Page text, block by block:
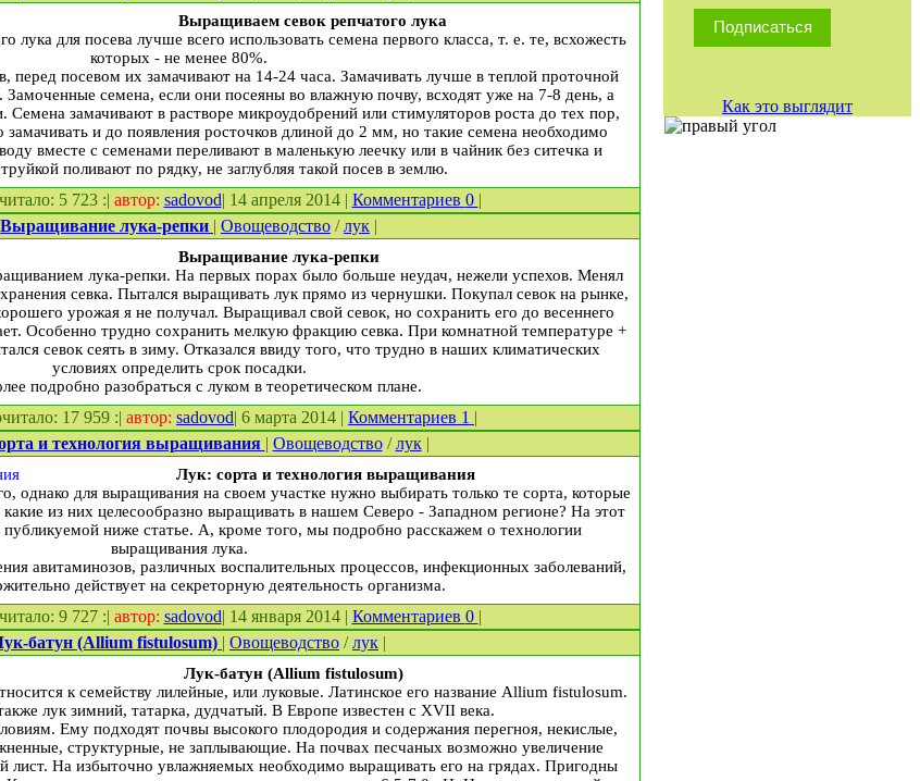
Выращиваем севок репчатого лука
для посева лучше всего использовать семена первого класса, т. е. те, всхожесть
которых - не менее 80%.
перед посевом их замачивают на 14-24 часа. Замачивать лучше в теплой проточной
Замоченные семена, если они посеяны во влажную почву, всходят уже на 7-8 день, а
Семена замачивают в растворе микроудобрений или стимуляторов роста до тех пор,
и до появления росточков длиной до 2 мм, но такие семена необходимо
вместе с семенами переливают в маленькую леечку или в чайник без ситечка и
поливают по рядку, не заглубляя такой посев в землю.
5 723 :| автор: sadovod| 14 апреля 2014 | Комментариев 0 |
Выращивание лука-репки | Овощеводство /лук |
Выращивание лука-репки
лука-репки. На первых порах было больше неудач, нежели успехов. Менял
севка. Пытался выращивать лук прямо из чернушки. Покупал севок на рынке,
урожая я не получал. Выращивал свой севок, но сохранить его до весеннего
Особенно трудно сохранить мелкую фракцию севка. При комнатной температуре +
севок сеять в зиму. Отказался ввиду того, что трудно в наших климатических
условиях определить срок посадки.
подробно разобраться с луком в теоретическом плане.
17 959 :| автор: sadovod| 6 марта 2014 | Комментариев 1 |
и технология выращивания | Овощеводство/лук|
Лук: сорта и технология выращивания
однако для выращивания на своем участке нужно выбирать только те сорта, которые
из них целесообразно выращивать в нашем Северо - Западном регионе? На этот
ниже статье. А, кроме того, мы подробно расскажем о технологии
выращивания лука.
авитаминозов, различных воспалительных процессов, инфекционных заболеваний,
действует на секреторную деятельность организма.
9 727 :| автор: sadovod| 14 января 2014 | Комментариев 0 |
батун (Allium fistulosum) | Овощеводство /лук |
Лук-батун (Allium fistulosum)
к семейству лилейные, или луковые. Латинское его название Allium fistulosum.
лук зимний, татарка, дудчатый. В Европе известен с XVII века.
Ему подходят почвы высокого плодородия и содержания перегноя, некислые,
структурные, не заплывающие. На почвах песчаных возможно увеличение
лист. На избыточно увлажняемых необходимо выращивать его на грядах. Пригодны
Подписаться
Как это выглядит